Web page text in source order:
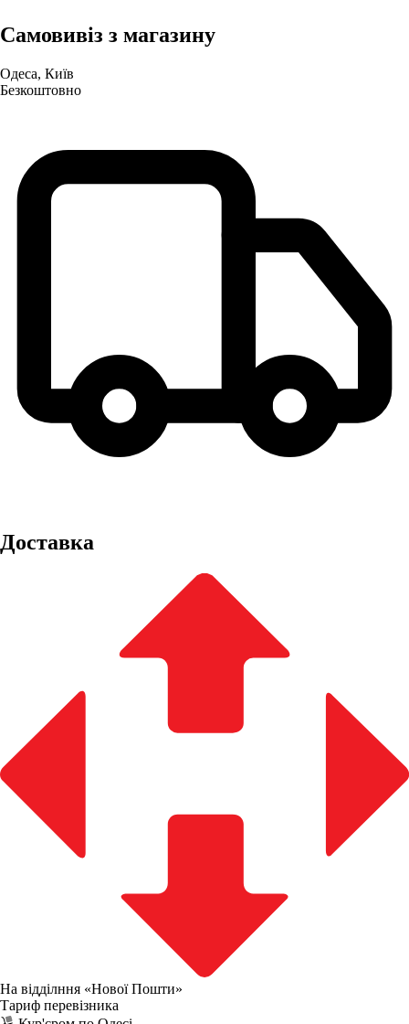
Самовивіз з магазину
Одеса, Київ
Безкоштовно
Доставка
На відділння «Нової Пошти»
Тариф перевізника